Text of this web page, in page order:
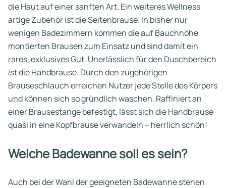
die Haut auf einer sanften Art. Ein weiteres Wellness
artige Zubehör ist die Seitenbrause. In bisher nur
wenigen Badezimmern kommen die auf Bauchhöhe
montierten Brausen zum Einsatz und sind damit ein
rares, exklusives Gut. Unerlässlich für den Duschbereich
ist die Handbrause. Durch den zugehörigen
Brauseschlauch erreichen Nutzer jede Stelle des Körpers
und können sich so gründlich waschen. Raffiniert an
einer Brausestange befestigt, lässt sich die Handbrause
quasi in eine Kopfbrause verwandeln – herrlich schön!
Welche Badewanne soll es sein?
Auch bei der Wahl der geeigneten Badewanne stehen